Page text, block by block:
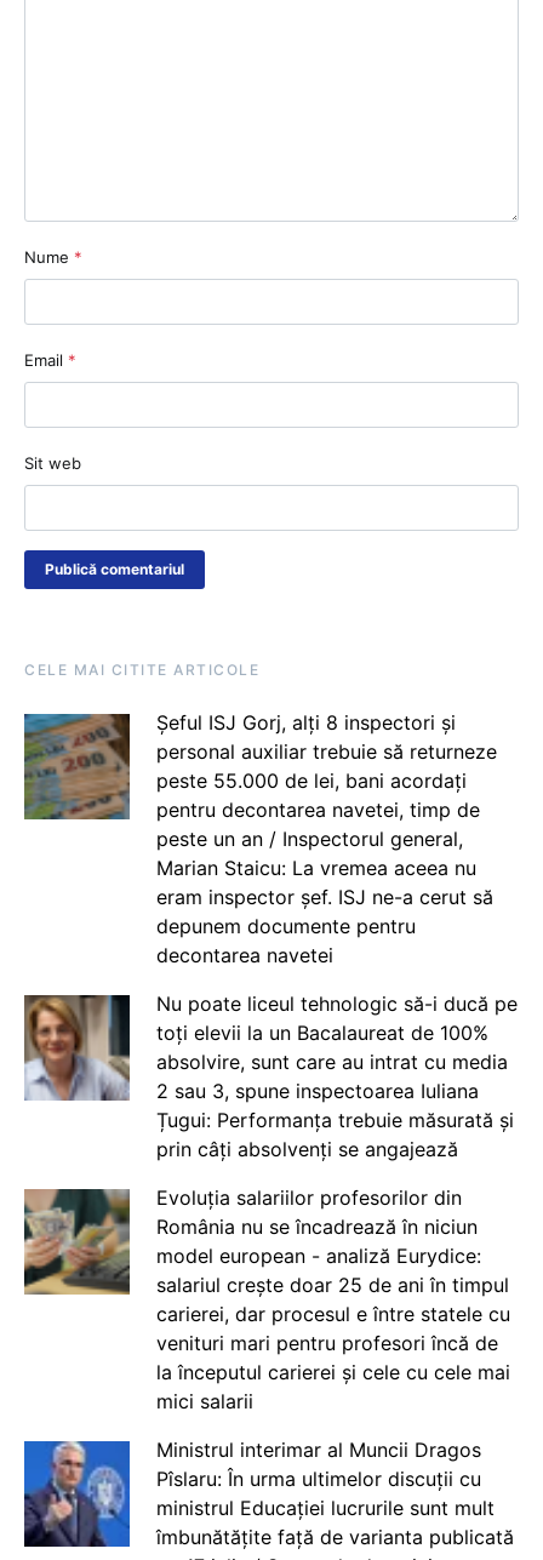
Nume *
Email *
Sit web
CELE MAI CITITE ARTICOLE
Șeful ISJ Gorj, alți 8 inspectori și
personal auxiliar trebuie să returneze
peste 55.000 de lei, bani acordați
pentru decontarea navetei, timp de
peste un an / Inspectorul general,
Marian Staicu: La vremea aceea nu
eram inspector șef. ISJ ne-a cerut să
depunem documente pentru
decontarea navetei
Nu poate liceul tehnologic să-i ducă pe
toți elevii la un Bacalaureat de 100%
absolvire, sunt care au intrat cu media
2 sau 3, spune inspectoarea Iuliana
Țugui: Performanța trebuie măsurată și
prin câți absolvenți se angajează
Evoluția salariilor profesorilor din
România nu se încadrează în niciun
model european - analiză Eurydice:
salariul crește doar 25 de ani în timpul
carierei, dar procesul e între statele cu
venituri mari pentru profesori încă de
la începutul carierei și cele cu cele mai
mici salarii
Ministrul interimar al Muncii Dragos
Pîslaru: În urma ultimelor discuții cu
ministrul Educației lucrurile sunt mult
îmbunătățite față de varianta publicată